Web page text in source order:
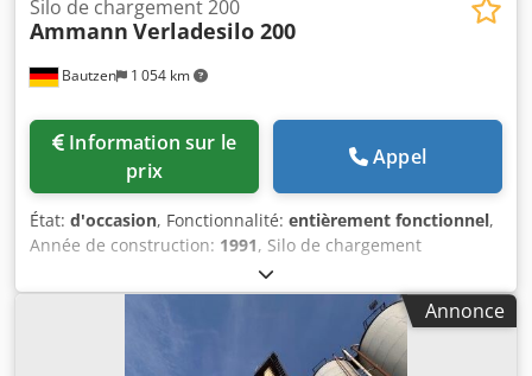
Bautzen 1 054 km
Silo de chargement 200
Ammann Verladesilo 200
prix
Appel
État: d'occasion, Fonctionnalité: entièrement fonctionnel,
Année de construction: 1991, Silo de chargement
d'occasion Fabricant : Ulrich Volume total : 200 tonnes -
Système de convoyeur à godets - Treuil élévateur -
Installation électrique Dkedezq S Ewepfx Ahker
Annonce